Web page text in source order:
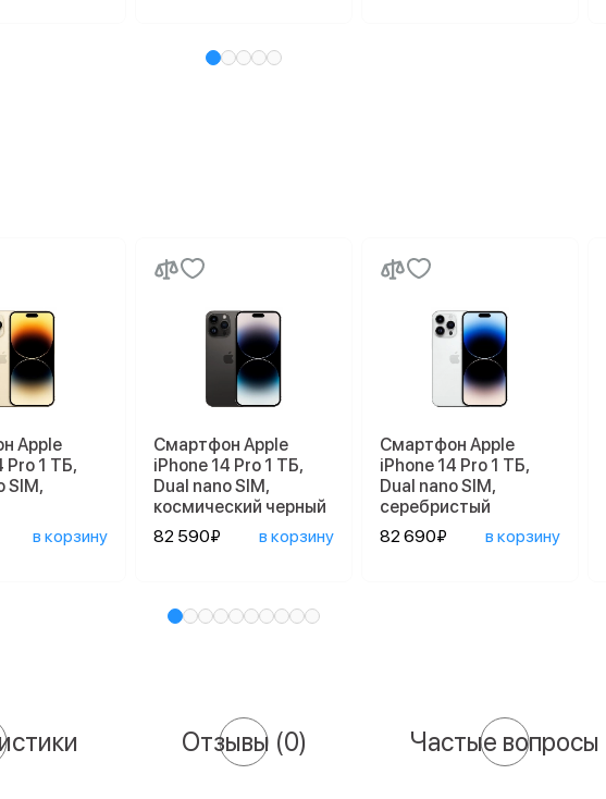
Apple
Pro 1 ТБ,
SIM,
в корзину
Смартфон Apple
iPhone 14 Pro 1 ТБ,
Dual nano SIM,
космический черный
82 590₽
в корзину
Смартфон Apple
iPhone 14 Pro 1 ТБ,
Dual nano SIM,
серебристый
82 690₽
в корзину
Отзывы (0) Частые вопросы